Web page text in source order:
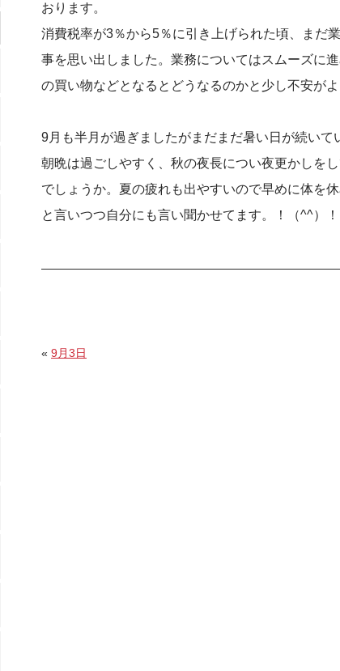
おります。
消費税率が3％から5％に引き上げられた頃、まだ
事を思い出しました。業務についてはスムーズに
の買い物などとなるとどうなるのかと少し不安がよ
9月も半月が過ぎましたがまだまだ暑い日が続いて
朝晩は過ごしやすく、秋の夜長につい夜更かしを
でしょうか。夏の疲れも出やすいので早めに体を
と言いつつ自分にも言い聞かせてます。！（^^）！
« 9月3日